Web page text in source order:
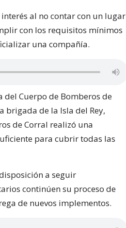
al no contar con un lugar
con los requisitos mínimos
una compañía.
Cuerpo de Bomberos de
brigada de la Isla del Rey,
de Corral realizó una
para cubrir todas las
a seguir
continúen su proceso de
de nuevos implementos.